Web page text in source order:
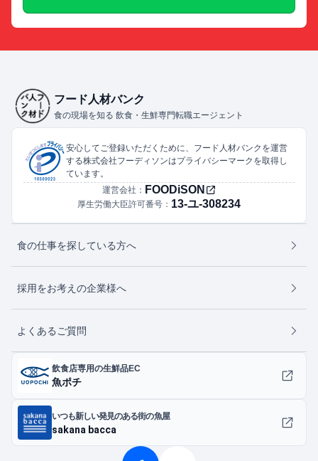
フード人材バンク
食の現場を知る 飲食・生鮮専門転職エージェント
安心してご登録いただくために、フード人材バンクを運営
する株式会社フーディソンはプライバシーマークを取得し
ています。
運営会社： FOODiSON
厚生労働大臣許可番号： 13-ユ-308234
食の仕事を探している方へ
採用をお考えの企業様へ
よくあるご質問
飲食店専用の生鮮品EC
魚ポチ
いつも新しい発見のある街の魚屋
sakana bacca